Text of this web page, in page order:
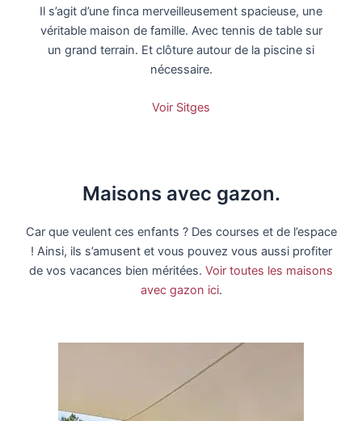
Il s’agit d’une finca merveilleusement spacieuse, une
véritable maison de famille. Avec tennis de table sur
un grand terrain. Et clôture autour de la piscine si
nécessaire.
Voir Sitges
Maisons avec gazon.
Car que veulent ces enfants ? Des courses et de l’espace
! Ainsi, ils s’amusent et vous pouvez vous aussi profiter
de vos vacances bien méritées. Voir toutes les maisons
avec gazon ici.